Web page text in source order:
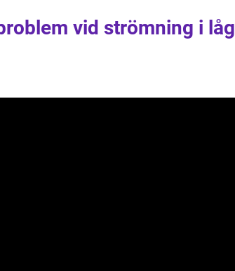
vid strömning i låg